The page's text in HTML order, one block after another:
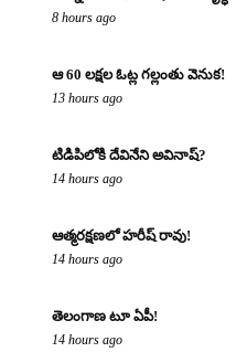
8 hours ago
ఆ 60 లక్షల ఓట్ల గల్లంతు వెనుక!
13 hours ago
టిడిపిలోకి దేవినేని అవినాష్?
14 hours ago
ఆత్మరక్షణలో హరీష్ రావు!
14 hours ago
తెలంగాణ టూ ఏపీ!
14 hours ago